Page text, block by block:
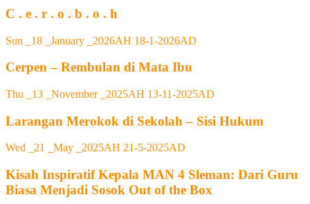
C . e . r . o . b . o . h
Sun _18 _January _2026AH 18-1-2026AD
Cerpen – Rembulan di Mata Ibu
Thu _13 _November _2025AH 13-11-2025AD
Larangan Merokok di Sekolah – Sisi Hukum
Wed _21 _May _2025AH 21-5-2025AD
Kisah Inspiratif Kepala MAN 4 Sleman: Dari Guru
Biasa Menjadi Sosok Out of the Box